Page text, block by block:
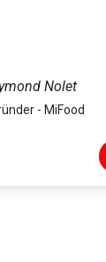
Nolet
- MiFood